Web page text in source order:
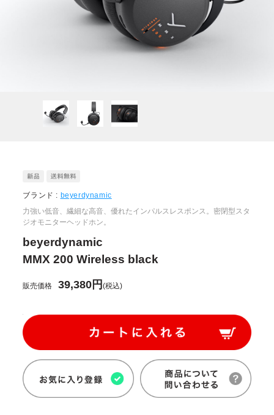
ブランド : beyerdynamic
力強い低音、繊細な高音、優れたインパルスレスポンス。密閉型スタ
ジオモニターヘッドホン。
beyerdynamic
MMX 200 Wireless black
販売価格 39,380円(税込)